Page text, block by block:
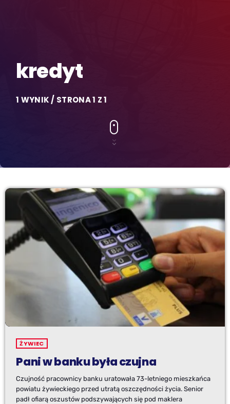
kredyt
1 WYNIK / STRONA 1 Z 1
ŻYWIEC
Pani w banku była czujna
Czujność pracownicy banku uratowała 73-letniego mieszkańca
powiatu żywieckiego przed utratą oszczędności życia. Senior
padł ofiarą oszustów podszywających się pod maklera